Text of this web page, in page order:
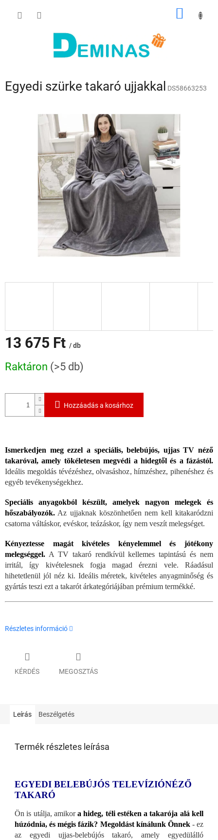
KOSÁR
Egyedi szürke takaró ujjakkal DS58663253
13 675 Ft / db
Raktáron (>5 db)
Hozzáadás a kosárhoz
Ismerkedjen meg ezzel a speciális, belebújós, ujjas TV néző
takaróval, amely tökéletesen megvédi a hidegtől és a fázástól.
Ideális megoldás tévézéshez, olvasáshoz, hímzéshez, pihenéshez és
egyéb tevékenységekhez.
Speciális anyagokból készült, amelyek nagyon melegek és
hőszabályozók. Az ujjaknak köszönhetően nem kell kitakaródzni
csatorna váltáskor, evéskor, teázáskor, így nem veszít melegséget.
Kényeztesse magát kivételes kényelemmel és jótékony
melegséggel. A TV takaró rendkívül kellemes tapintású és nem
irritál, így kivételesnek fogja magad érezni vele. Ráadásul
hihetetlenül jól néz ki. Ideális méretek, kivételes anyagminőség és
gyártás teszi ezt a takarót árkategóriájában prémium termékké.
Részletes információ
KÉRDÉS MEGOSZTÁS
Leírás Beszélgetés
Termék részletes leírása
EGYEDI BELEBÚJÓS TELEVÍZIÓNÉZŐ
TAKARÓ
Ön is utálja, amikora hideg, téli estéken a takarója alá kell
húzódnia, és mégis fázik? Megoldást kínálunk Önnek- ez
az egyedi ujjas-belebújós takaró, amely egyedülálló